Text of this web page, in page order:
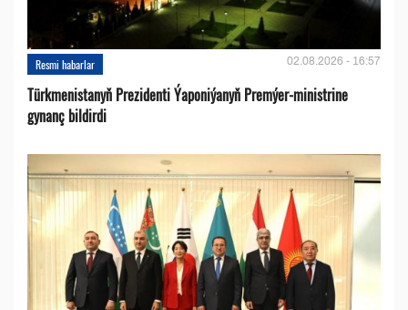
Resmi habarlar 02.08.2026 - 16:57
Türkmenistanyň Prezidenti Ýaponiýanyň Premýer-ministrine
gynanç bildirdi